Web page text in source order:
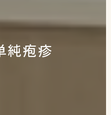
純疱疹